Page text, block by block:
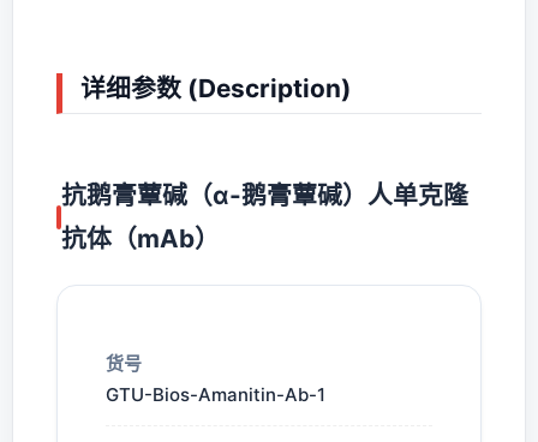
详细参数 (Description)
抗鹅膏蕈碱（α-鹅膏蕈碱）人单克隆
抗体（mAb）
货号
GTU-Bios-Amanitin-Ab-1